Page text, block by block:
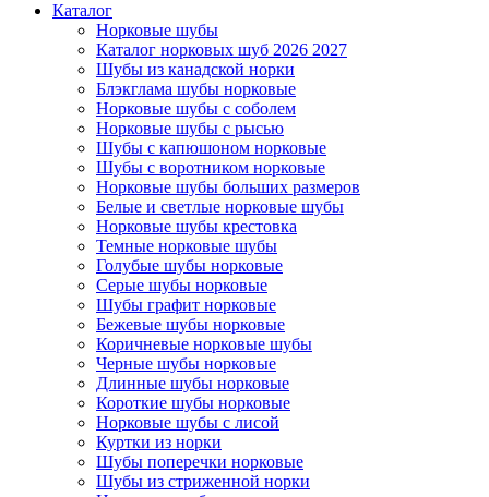
Каталог
Норковые шубы
Каталог норковых шуб 2026 2027
Шубы из канадской норки
Блэкглама шубы норковые
Норковые шубы с соболем
Норковые шубы с рысью
Шубы с капюшоном норковые
Шубы с воротником норковые
Норковые шубы больших размеров
Белые и светлые норковые шубы
Норковые шубы крестовка
Темные норковые шубы
Голубые шубы норковые
Серые шубы норковые
Шубы графит норковые
Бежевые шубы норковые
Коричневые норковые шубы
Черные шубы норковые
Длинные шубы норковые
Короткие шубы норковые
Норковые шубы с лисой
Куртки из норки
Шубы поперечки норковые
Шубы из стриженной норки